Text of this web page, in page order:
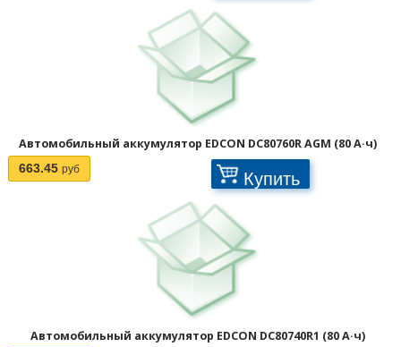
Автомобильный аккумулятор EDCON DC80760R AGM (80 А·ч)
663.45 руб Купить
Автомобильный аккумулятор EDCON DC80740R1 (80 А·ч)